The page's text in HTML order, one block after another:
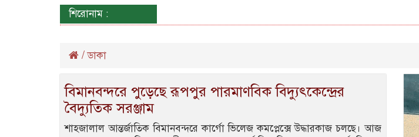
শিরোনাম :
/ডাকা
বিমানবন্দরে পুড়েছে রূপপুর পারমাণবিক বিদ্যুৎকেন্দ্রের
বৈদ্যুতিক সরঞ্জাম
শাহজালাল আন্তর্জাতিক বিমানবন্দরে কার্গো ভিলেজ কমপ্লেক্সে উদ্ধারকাজ চলছে। আজ